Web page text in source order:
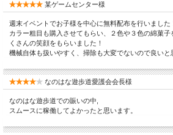
某ゲームセンター様
週末イベントでお子様を中心に無料配布を行いました
カラー粗目も購入させてもらい、２色や３色の綿菓
くさんの笑顔をもらいました！
機械自体も扱いやすく、掃除も大変でないので良いと
なのはな遊歩道愛護会会長様
なのはな遊歩道での賑いの中,
スムースに稼働してよかったと思います。